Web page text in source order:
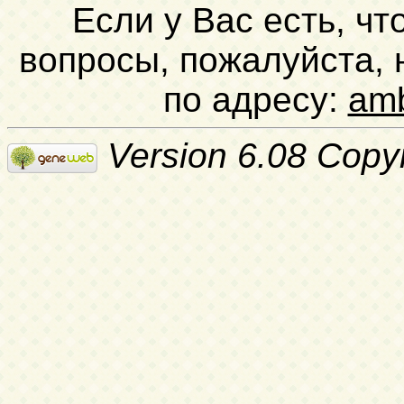
Если у Вас есть,
вопросы, пожалуйста,
по адресу:
Version 6.08